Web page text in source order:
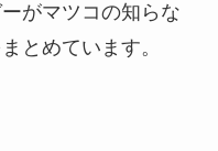
がマツコの知らな
とめています。